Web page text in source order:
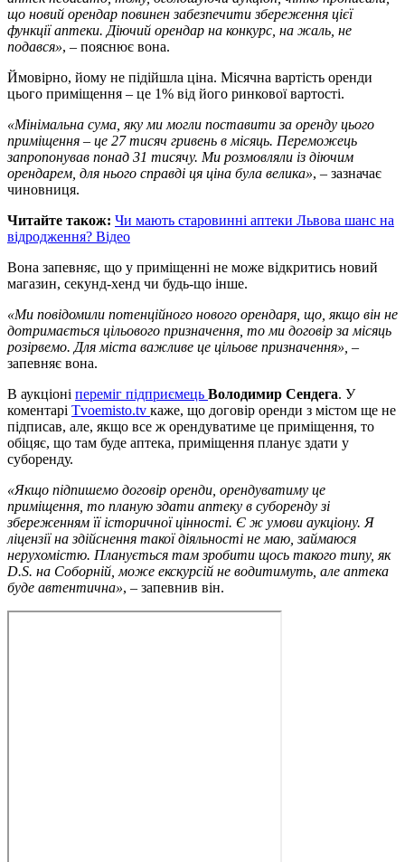
що новий орендар повинен забезпечити збереження цієї
функції аптеки. Діючий орендар на конкурс, на жаль, не
подався», – пояснює вона.
Ймовірно, йому не підійшла ціна. Місячна вартість оренди
цього приміщення – це 1% від його ринкової вартості.
«Мінімальна сума, яку ми могли поставити за оренду цього
приміщення – це 27 тисяч гривень в місяць. Переможець
запропонував понад 31 тисячу. Ми розмовляли із діючим
орендарем, для нього справді ця ціна була велика», – зазначає
чиновниця.
Читайте також: Чи мають старовинні аптеки Львова шанс на
відродження? Відео
Вона запевняє, що у приміщенні не може відкритись новий
магазин, секунд-хенд чи будь-що інше.
«Ми повідомили потенційного нового орендаря, що, якщо він не
дотримається цільового призначення, то ми договір за місяць
розірвемо. Для міста важливе це цільове призначення», –
запевняє вона.
В аукціоні переміг підприємець Володимир Сендега. У
коментарі Тvoemisto.tv каже, що договір оренди з містом ще не
підписав, але, якщо все ж орендуватиме це приміщення, то
обіцяє, що там буде аптека, приміщення планує здати у
суборенду.
«Якщо підпишемо договір оренди, орендуватиму це
приміщення, то планую здати аптеку в суборенду зі
збереженням її історичної цінності. Є ж умови аукціону. Я
ліцензії на здійснення такої діяльності не маю, займаюся
нерухомістю. Планується там зробити щось такого типу, як
D.S. на Cоборній, може екскурсій не водитимуть, але аптека
буде автентична», – запевнив він.